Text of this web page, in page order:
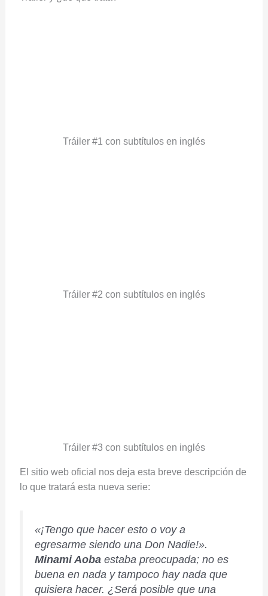
Tráiler #1 con subtítulos en inglés
Tráiler #2 con subtítulos en inglés
Tráiler #3 con subtítulos en inglés
El sitio web oficial nos deja esta breve descripción de
lo que tratará esta nueva serie:
«¡Tengo que hacer esto o voy a
egresarme siendo una Don Nadie!».
Minami Aobaestaba preocupada; no es
buena en nada y tampoco hay nada que
quisiera hacer. ¿Será posible que una